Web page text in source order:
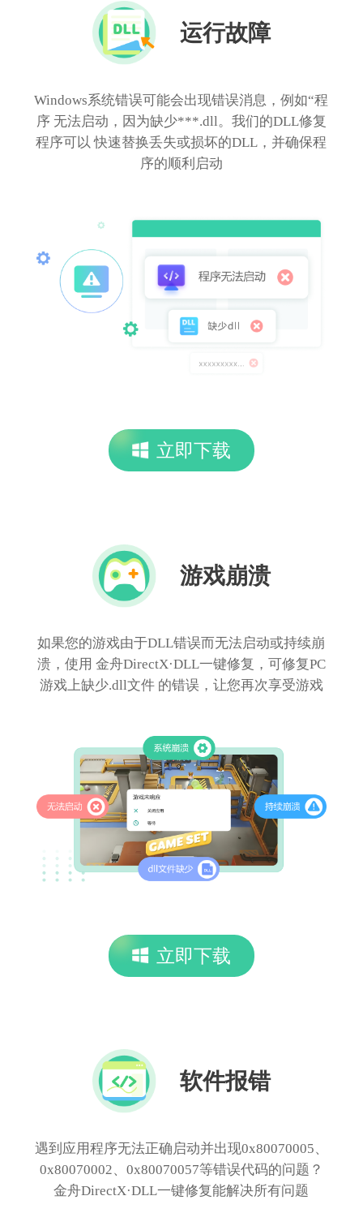
运行故障
Windows系统错误可能会出现错误消息，例如“程
序 无法启动，因为缺少***.dll。我们的DLL修复
程序可以 快速替换丢失或损坏的DLL，并确保程
序的顺利启动
立即下载
游戏崩溃
如果您的游戏由于DLL错误而无法启动或持续崩
溃，使用 金舟DirectX·DLL一键修复，可修复PC
游戏上缺少.dll文件 的错误，让您再次享受游戏
立即下载
软件报错
遇到应用程序无法正确启动并出现0x80070005、
0x80070002、0x80070057等错误代码的问题？
金舟DirectX·DLL一键修复能解决所有问题